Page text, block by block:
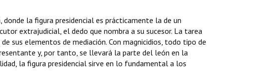
la figura presidencial es prácticamente la de un
extrajudicial, el dedo que nombra a su sucesor. La tarea
sus elementos de mediación. Con magnicidios, todo tipo de
y, por tanto, se llevará la parte del león en la
la figura presidencial sirve en lo fundamental a los